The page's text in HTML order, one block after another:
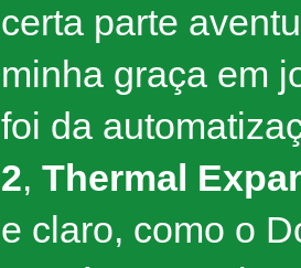
certa parte
minha graça em
foi da
2, Thermal
e claro, como o